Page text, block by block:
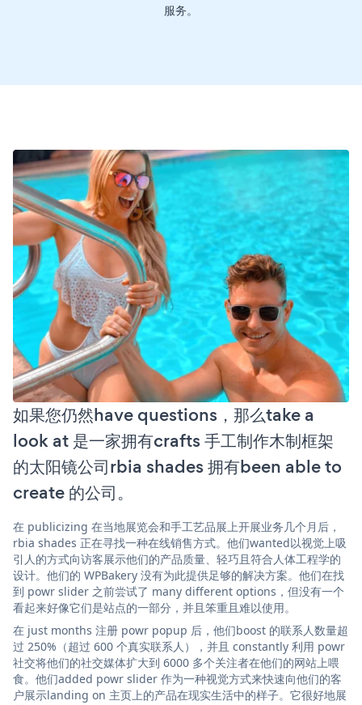
服务。
如果您仍然have questions，那么take a
look at 是一家拥有crafts 手工制作木制框架
的太阳镜公司rbia shades 拥有been able to
create 的公司。
在 publicizing 在当地展览会和手工艺品展上开展业务几个月后，
rbia shades 正在寻找一种在线销售方式。他们wanted以视觉上吸
引人的方式向访客展示他们的产品质量、轻巧且符合人体工程学的
设计。他们的 WPBakery 没有为此提供足够的解决方案。他们在找
到 powr slider 之前尝试了 many different options，但没有一个
看起来好像它们是站点的一部分，并且笨重且难以使用。
在 just months 注册 powr popup 后，他们boost 的联系人数量超
过 250%（超过 600 个真实联系人），并且 constantly 利用 powr
社交将他们的社交媒体扩大到 6000 多个关注者在他们的网站上喂
食。他们added powr slider 作为一种视觉方式来快速向他们的客
户展示landing on 主页上的产品在现实生活中的样子。它很好地展